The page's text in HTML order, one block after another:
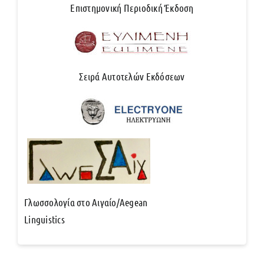
Επιστημονική Περιοδική Έκδοση
Σειρά Αυτοτελών Εκδόσεων
Γλωσσολογία στο Αιγαίο/Aegean
Linguistics